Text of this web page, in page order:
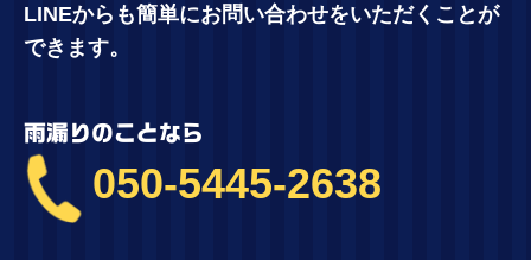
LINEからも簡単にお問い合わせをいただくことが
できます。
雨漏りのことなら
050-5445-2638